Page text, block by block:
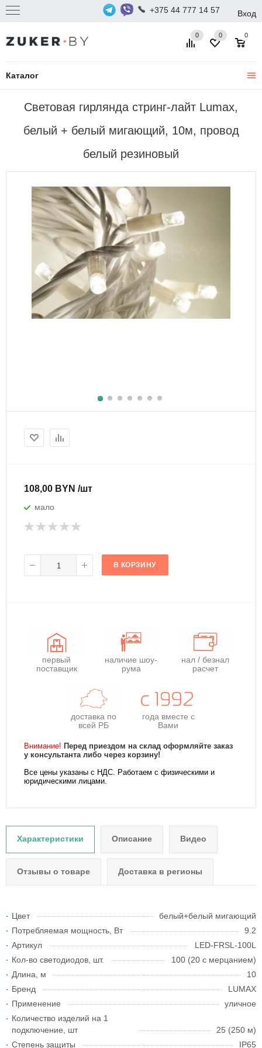
+375 44 777 14 57 Вход
Каталог
0 0
0
Световая гирлянда стринг-лайт Lumax,
белый + белый мигающий, 10м, провод
белый резиновый
108,00 BYN /шт
мало
В КОРЗИНУ
первый
поставщик
наличие шоу-
рума
нал / безнал
расчет
доставка по
всей РБ
года вместе с
Вами
Внимание! Перед приездом на склад оформляйте заказ
у консультанта либо через корзину!
Все цены указаны с НДС. Работаем с физическими и
юридическими лицами.
Характеристики Описание Видео
Отзывы о товаре Доставка в регионы
Цвет
белый+белый мигающий
Потребляемая мощность, Вт
9.2
Артикул
LED-FRSL-100L
Кол-во светодиодов, шт.
100 (20 с мерцанием)
Длина, м
10
Бренд
LUMAX
Применение
уличное
Количество изделий на 1
подключение, шт
25 (250 м)
Степень защиты
IP65